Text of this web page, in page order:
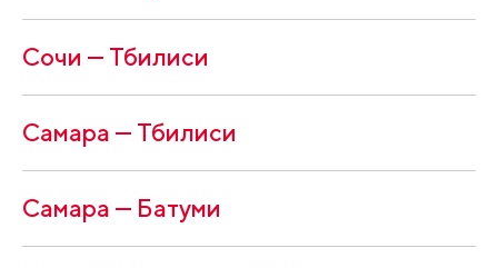
Сочи — Тбилиси
Самара — Тбилиси
Самара — Батуми